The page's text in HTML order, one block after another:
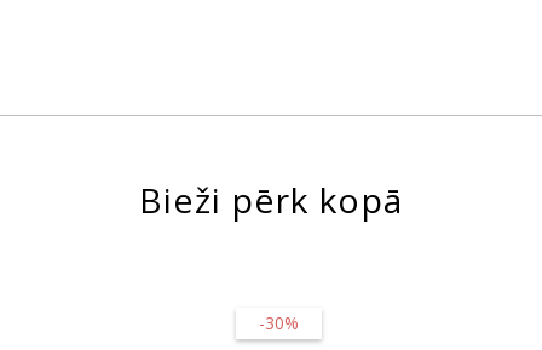
Bieži pērk kopā
-30%